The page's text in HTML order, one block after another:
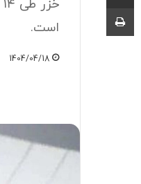
است.
1404/04/18